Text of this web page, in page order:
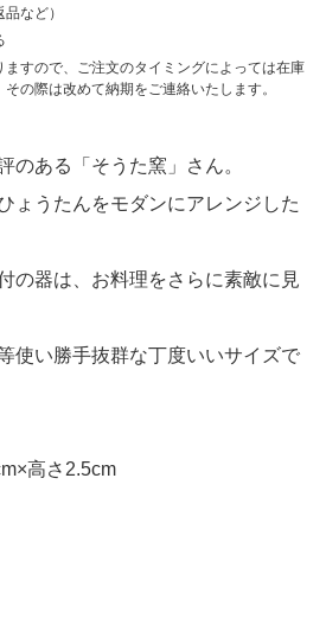
など）
すので、ご注文のタイミングによっては在庫
の際は改めて納期をご連絡いたします。
のある「そうた窯」さん。
ょうたんをモダンにアレンジした
の器は、お料理をさらに素敵に見
使い勝手抜群な丁度いいサイズで
高さ2.5cm